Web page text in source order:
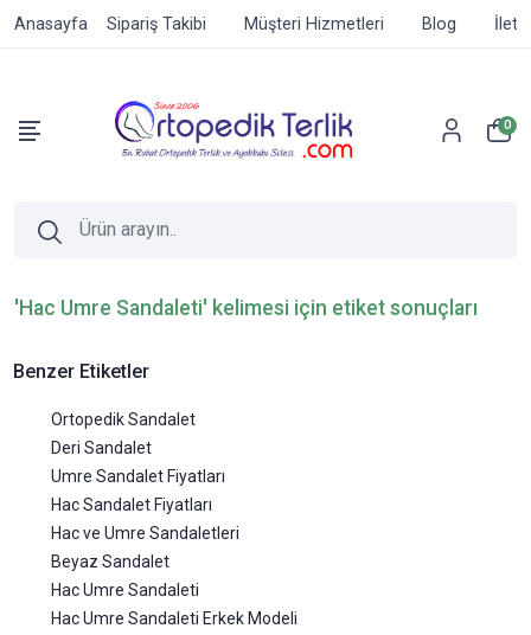
Anasayfa Sipariş Takibi Müşteri Hizmetleri Blog
0
'Hac Umre Sandaleti' kelimesi için etiket sonuçları
Benzer Etiketler
Ortopedik Sandalet
Deri Sandalet
Umre Sandalet Fiyatları
Hac Sandalet Fiyatları
Hac ve Umre Sandaletleri
Beyaz Sandalet
Hac Umre Sandaleti
Hac Umre Sandaleti Erkek Modeli